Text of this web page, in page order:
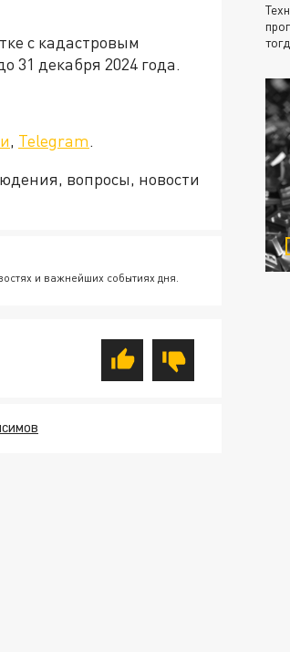
с кадастровым
31 декабря 2024 года.
, Telegram.
вопросы, новости
и важнейших событиях дня.